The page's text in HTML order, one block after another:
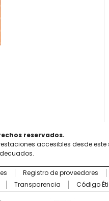
reservados.
accesibles desde
Registro de proveedores
Transparencia Código